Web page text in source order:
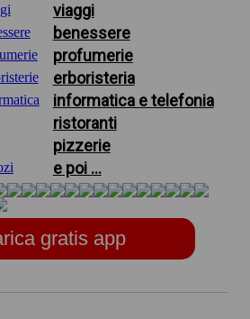
viaggi
benessere
profumerie
erboristeria
informatica e telefonia
ristoranti
pizzerie
e poi ...
gratis app